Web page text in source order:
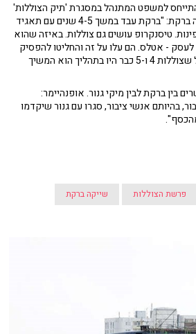
למשפט המתנהל במסגרת 'תיק הצוללות'
ועשה סדר בעדות של שייקה ברקת: "ברקת עבד במשך 4-5 שנים עם תאגיד
טיסנקרופ עושים גם צוללות. באיזה שהוא
- אטלס. הם עלו על זה והחליטו להפסיק
את העבודה איתו, אבל בגלל שצוללות 4 ו-5 כבר היו בתהליך הוא המשיך
בין ברקת לבין מיקי גנור. אופנהיימר:
בהיותם אנשי ציבור, סגרו עם גנור שיקדמו
פרשת הצוללות שייקה ברקת